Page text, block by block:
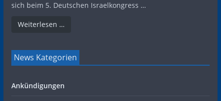
sich beim 5. Deutschen Israelkongress …
Weiterlesen …
News Kategorien
Ankündigungen